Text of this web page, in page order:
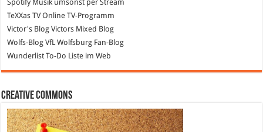
SpotifyMusik umsonst per Stream
TeXXas TVOnline TV-Programm
Victor's Blog Victors Mixed Blog
Wolfs-Blog VfL Wolfsburg Fan-Blog
Wunderlist To-Do Liste im Web
Creative Commons